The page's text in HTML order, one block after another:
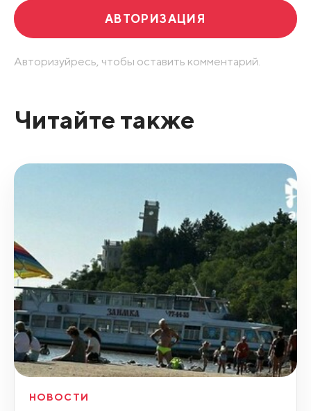
АВТОРИЗАЦИЯ
Авторизуйресь, чтобы оставить комментарий.
Читайте также
НОВОСТИ